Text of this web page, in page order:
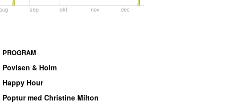
sep okt nov dec
PROGRAM
Povlsen & Holm
Happy Hour
Poptur med Christine Milton